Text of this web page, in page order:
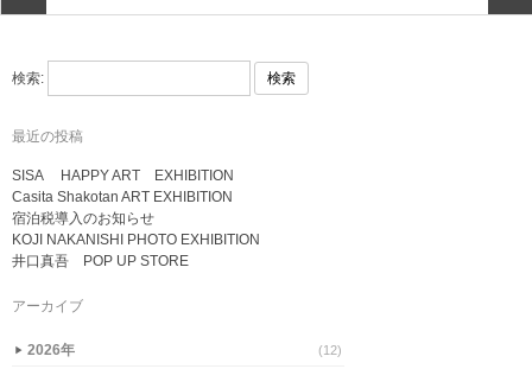
検索:
最近の投稿
SISA HAPPY ART EXHIBITION
Casita Shakotan ART EXHIBITION
宿泊税導入のお知らせ
KOJI NAKANISHI PHOTO EXHIBITION
井口真吾 POP UP STORE
アーカイブ
▶ 2026年 (12)